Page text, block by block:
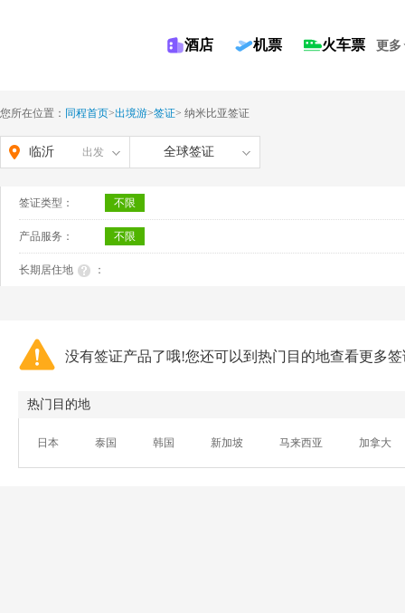
酒店 机票 火车票 更多
您所在位置： 同程首页>出境游>签证> 纳米比亚签证
临沂 出发 全球签证
签证类型： 不限
产品服务： 不限
长期居住地 ：
没有签证产品了哦!您还可以到热门目的地查看更多
热门目的地
日本 泰国 韩国 新加坡 马来西亚 加拿大